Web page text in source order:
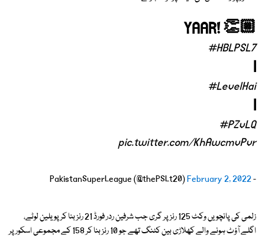
YAAR! 👏🏼
#HBLPSL7
l
#LevelHai
l
#PZvLQ
pic.twitter.com/KhAwcmvPvr
- PakistanSuperLeague (@thePSLt20)
February 2, 2022
زلمی کی پانچویں وکٹ 125 رنز پر گری جب شرفین ردر فورڈ 21 رنز بنا کر پویلین لوٹے،
اگلے آؤٹ ہونے والے کھلاڑی بین کٹنگ تھے جو 10 رنز بنا کر 158 کے مجموعی اسکور پر